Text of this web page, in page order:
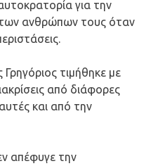
για την
ανθρώπων τους όταν
τιμήθηκε με
από διάφορες
και από την
απέφυγε την